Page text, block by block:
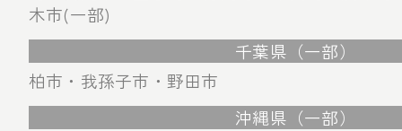
木市(一部)
千葉県（一部）
柏市・我孫子市・野田市
沖縄県（一部）